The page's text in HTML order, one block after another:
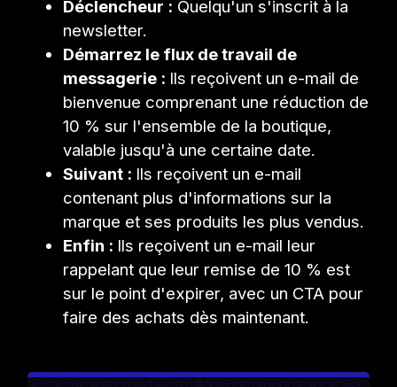
Déclencheur : Quelqu'un s'inscrit à la
newsletter.
Démarrez le flux de travail de
messagerie : Ils reçoivent un e-mail de
bienvenue comprenant une réduction de
10 % sur l'ensemble de la boutique,
valable jusqu'à une certaine date.
Suivant : Ils reçoivent un e-mail
contenant plus d'informations sur la
marque et ses produits les plus vendus.
Enfin : Ils reçoivent un e-mail leur
rappelant que leur remise de 10 % est
sur le point d'expirer, avec un CTA pour
faire des achats dès maintenant.